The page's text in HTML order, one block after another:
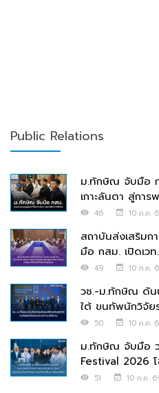
Public Relations
ม.ทักษิณ จับมือ
เกาะลันตา สู่การ
46 10 ก.ค.
สถาบันส่งเสริมก
มือ กสม. เปิดเวท
49 10 ก.ค.
วช.-ม.ทักษิณ ดัน
ใต้ ขนทัพนักวิจัย
50 10 ก.ค.
ม.ทักษิณ จับมือ
Festival 2026 โ
51 10 ก.ค.